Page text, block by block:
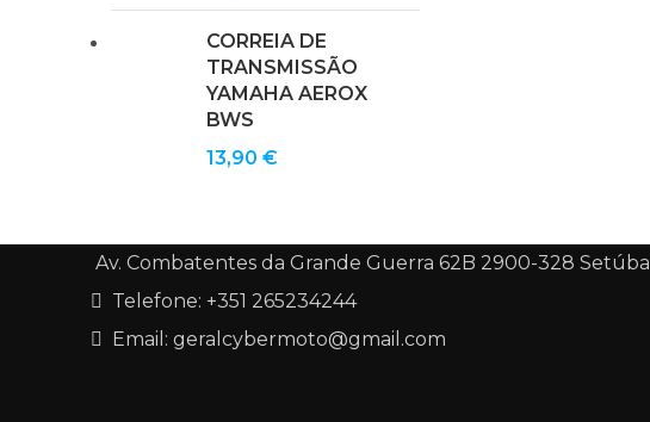
CORREIA DE
TRANSMISSÃO
YAMAHA AEROX
BWS
13,90 €
Av. Combatentes da Grande Guerra 62B 2900-328 Setúbal
Telefone: +351 265234244
Email: geralcybermoto@gmail.com